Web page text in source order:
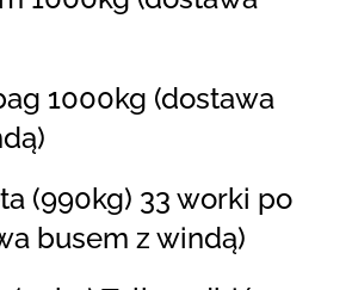
busem z windą)